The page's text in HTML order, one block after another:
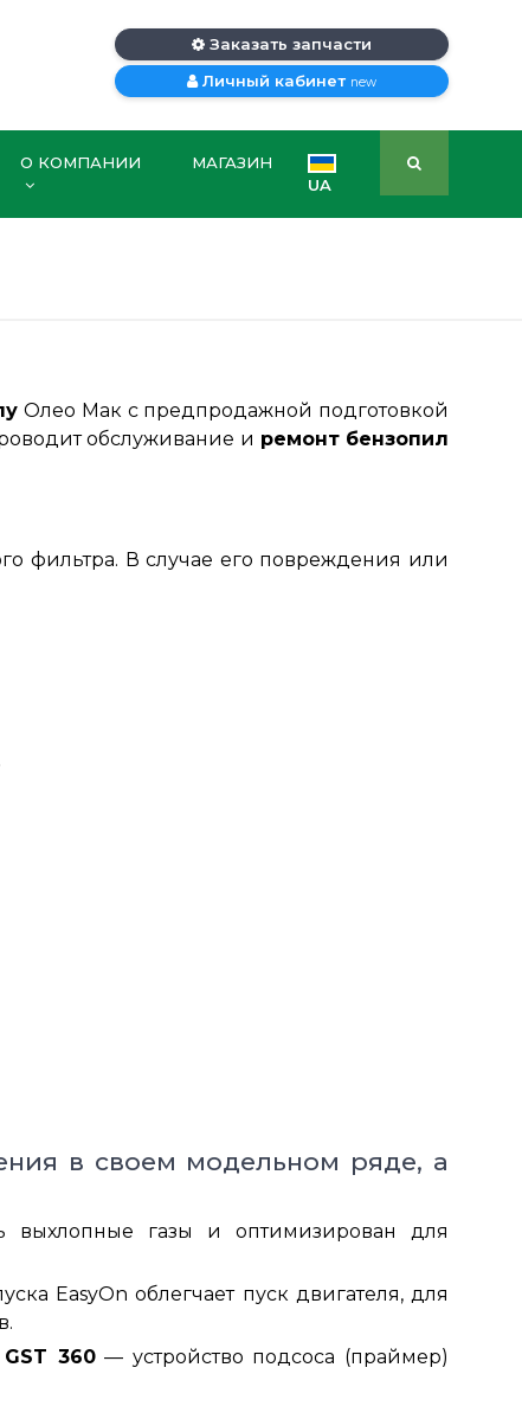
Заказать запчасти
Личный кабинет new
О КОМПАНИИ
МАГАЗИН
UA
Олео Мак с предпродажной подготовкой
обслуживание и ремонт бензопил
фильтра. В случае его повреждения или
в своем модельном ряде, а
выхлопные газы и оптимизирован для
EasyOn облегчает пуск двигателя, для
360— устройство подсоса (праймер)